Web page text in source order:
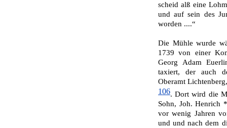
scheid alß eine
und auf sein des
wor­den ....“
Die Mühle wurde
1739 von einer
Georg Adam
taxiert, der auch
Oberamt
106. Dort wird die
Sohn, Joh. Henrich
vor wenig Jahren
und und nach dem